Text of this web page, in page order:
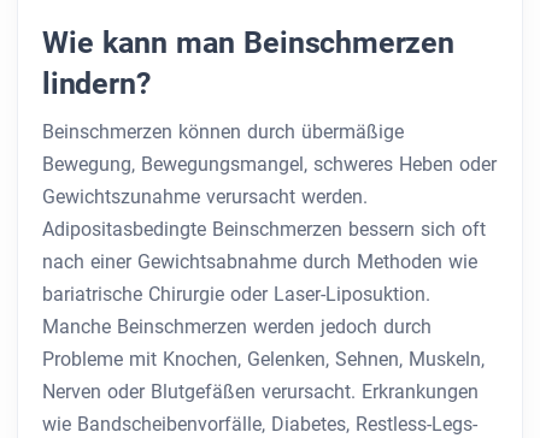
Wie kann man Beinschmerzen
lindern?
Beinschmerzen können durch übermäßige
Bewegung, Bewegungsmangel, schweres Heben oder
Gewichtszunahme verursacht werden.
Adipositasbedingte Beinschmerzen bessern sich oft
nach einer Gewichtsabnahme durch Methoden wie
bariatrische Chirurgie oder Laser-Liposuktion.
Manche Beinschmerzen werden jedoch durch
Probleme mit Knochen, Gelenken, Sehnen, Muskeln,
Nerven oder Blutgefäßen verursacht. Erkrankungen
wie Bandscheibenvorfälle, Diabetes, Restless-Legs-